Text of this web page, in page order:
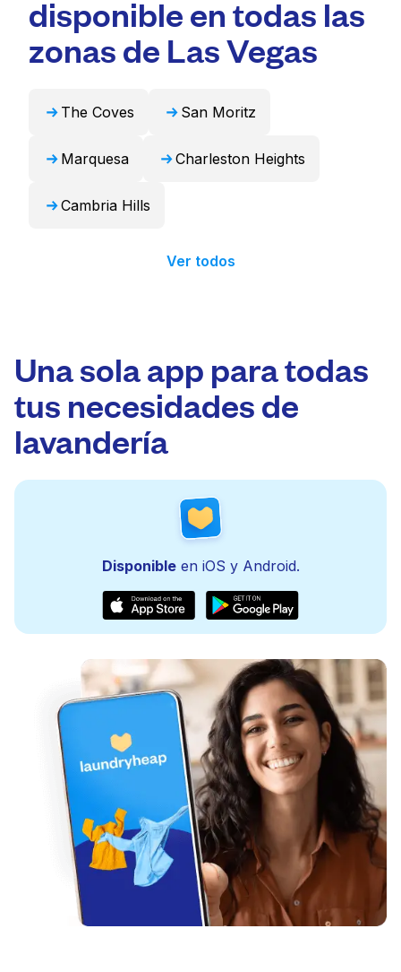
que ahorra tiempo.
cortinas. Como alternativa, Laundryheap
puede encargarse de estos artículos de forma
profesional y devolverlos listos para usar en
disponible en todas las
zonas de Las Vegas
The Coves San Moritz
Marquesa Charleston Heights
Cambria Hills
Ver todos
Una sola app para todas
tus necesidades de
lavandería
Disponibleen iOS y Android.